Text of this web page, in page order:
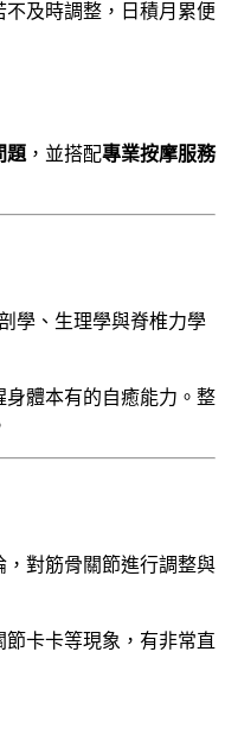
及時調整，日積月累便
題，並搭配專業按摩服務
學、生理學與脊椎力學
體本有的自癒能力。整
對筋骨關節進行調整與
卡卡等現象，有非常直